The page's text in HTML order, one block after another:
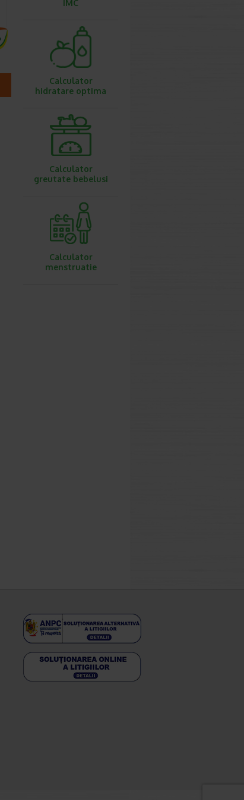
IMC
Calculator
hidratare optima
Calculator
greutate bebelusi
Calculator
menstruatie